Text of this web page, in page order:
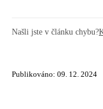
Našli jste v článku chybu?
Publikováno: 09. 12. 2024